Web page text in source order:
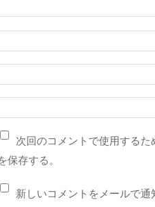
次回のコメントで使用する
保存する。
新しいコメントをメールで通